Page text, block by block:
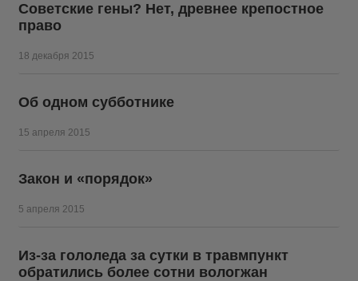
Советские гены? Нет, древнее крепостное
право
18 декабря 2015
Об одном субботнике
15 апреля 2015
Закон и «порядок»
5 апреля 2015
Из-за гололеда за сутки в травмпункт
обратились более сотни вологжан